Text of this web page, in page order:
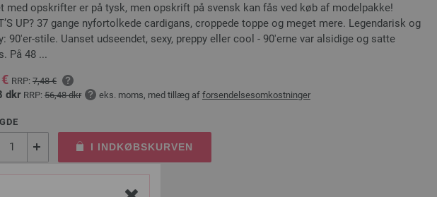
med opskrifter er på tysk, men opskrift på svensk kan fås ved køb af modelpakke!
UP? 37 gange nyfortolkede cardigans, croppede toppe og meget mere. Legendarisk og
90'er-stile. Uanset udseendet, sexy, preppy eller cool - 90'erne var alsidige og satte
På 48 ...
RRP: 7,48 €
dkr RRP: 56,48 dkr eks. moms, med tillæg af forsendelsesomkostninger
I INDKØBSKURVEN